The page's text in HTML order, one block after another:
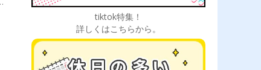
tiktok特集！
詳しくはこちらから。